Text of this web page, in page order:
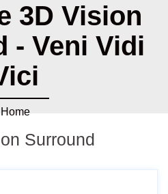
3D Vision
- Veni Vidi
Home
Surround